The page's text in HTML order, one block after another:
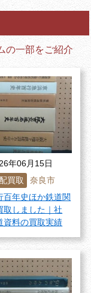
の一部をご紹介
年06月15日
買取
奈良市
百年史ほか鉄道関
取しました｜社
資料の買取実績